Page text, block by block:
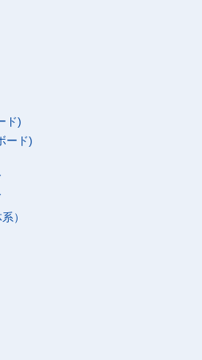
ド)
ード)
）